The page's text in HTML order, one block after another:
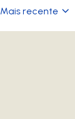
Mais recente